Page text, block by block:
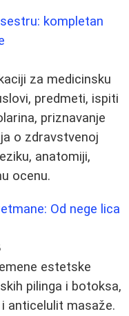
kompletan
za medicinsku
predmeti, ispiti
priznavanje
o zdravstvenoj
anatomiji,
ocenu.
Od nege lica
estetske
pilinga i botoksa,
anticelulit masaže.